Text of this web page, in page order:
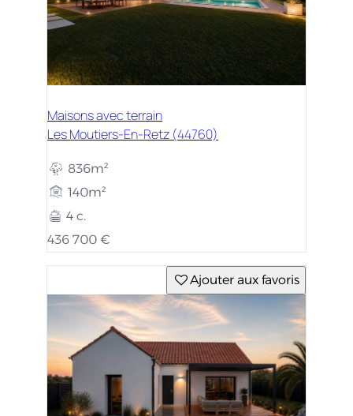
Maisons avec terrain
Les Moutiers-En-Retz (44760)
836m²
140m²
4 c.
436 700 €
Ajouter aux favoris